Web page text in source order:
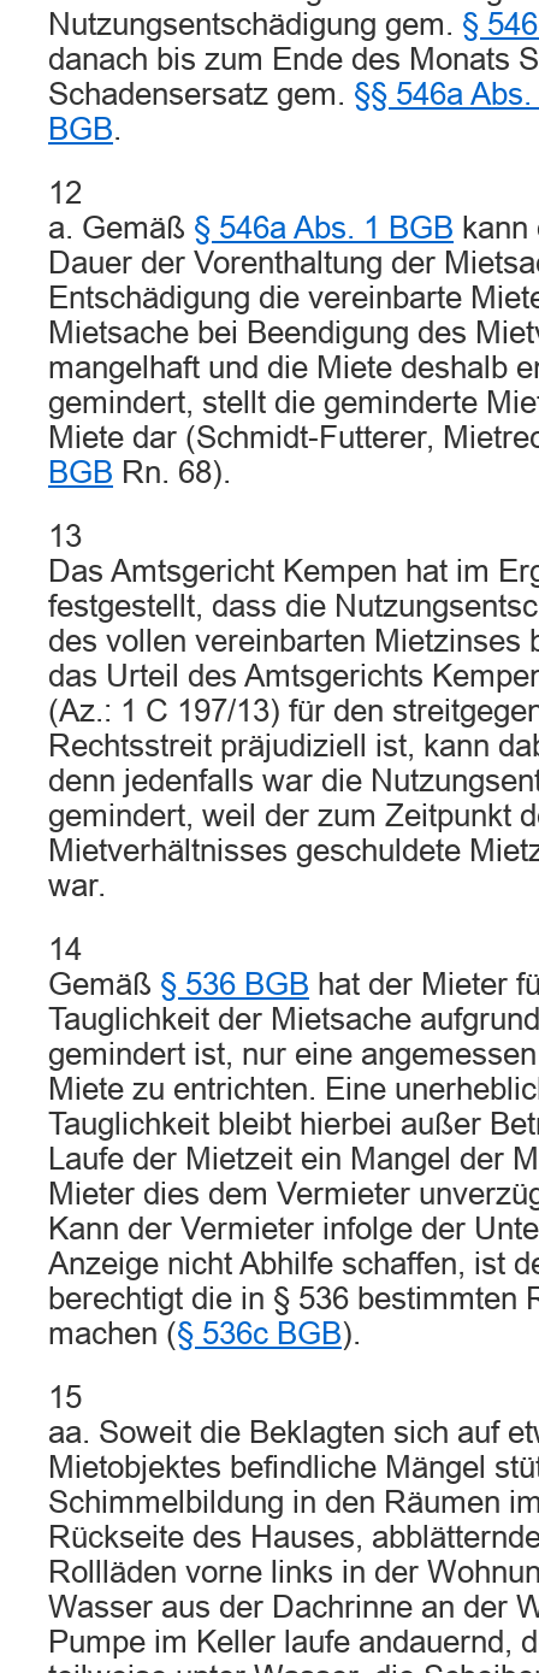
Nutzungsentschädigung gem. §
danach bis zum Ende des Monats
Schadensersatz gem. §§ 546a Abs.
BGB.
12
a. Gemäß § 546a Abs. 1 BGB
Dauer der Vorenthaltung der
Entschädigung die vereinbarte
Mietsache bei Beendigung des
mangelhaft und die Miete deshalb
gemindert, stellt die geminderte
Miete dar (Schmidt-Futterer,
BGB Rn. 68).
13
Das Amtsgericht Kempen hat im
festgestellt, dass die
des vollen vereinbarten Mietzinses
das Urteil des Amtsgerichts
(Az.: 1 C 197/13) für den
Rechtsstreit präjudiziell ist, kann
denn jedenfalls war die
gemindert, weil der zum Zeitpunkt
Mietverhältnisses geschuldete
war.
14
Gemäß § 536 BGB hat der Mieter
Tauglichkeit der Mietsache
gemindert ist, nur eine
Miete zu entrichten. Eine
Tauglichkeit bleibt hierbei außer
Laufe der Mietzeit ein Mangel der
Mieter dies dem Vermieter
Kann der Vermieter infolge der
Anzeige nicht Abhilfe schaffen, ist
berechtigt die in § 536 bestimmten
machen (§ 536c BGB).
15
aa. Soweit die Beklagten sich auf
Mietobjektes befindliche Mängel
Schimmelbildung in den Räumen
Rückseite des Hauses,
Rollläden vorne links in der
Wasser aus der Dachrinne an der
Pumpe im Keller laufe andauernd,